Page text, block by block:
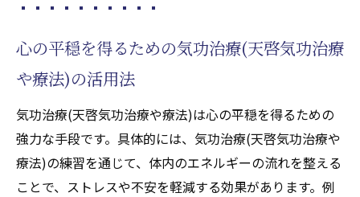
心の平穏を得るための気功治療(天啓気功治療
や療法)の活用法
気功治療(天啓気功治療や療法)は心の平穏を得るための
強力な手段です。具体的には、気功治療(天啓気功治療や
療法)の練習を通じて、体内のエネルギーの流れを整える
ことで、ストレスや不安を軽減する効果があります。例